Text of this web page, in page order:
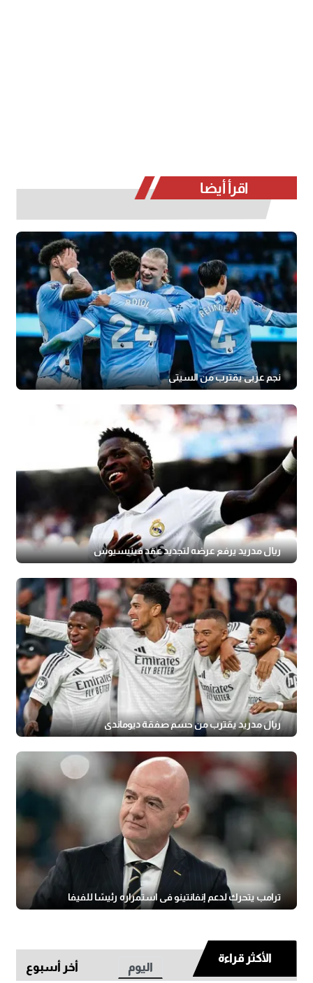
اقرأ أيضا
نجم عربي يقترب من السيتي
ريال مدريد يرفع عرضه لتجديد عقد فينيسيوس
ريال مدريد يقترب من حسم صفقة ديوماندي
ترامب يتحرك لدعم إنفانتينو في استمراره رئيسًا للفيفا
الأكثر قراءة
اليوم أخر أسبوع